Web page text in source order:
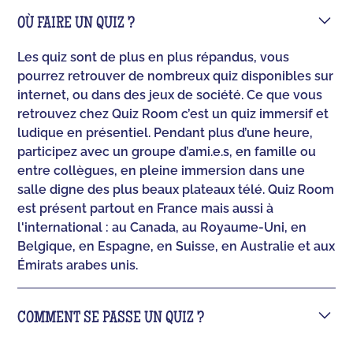
OÙ FAIRE UN QUIZ ?
Les quiz sont de plus en plus répandus, vous
pourrez retrouver de nombreux quiz disponibles sur
internet, ou dans des jeux de société. Ce que vous
retrouvez chez Quiz Room c’est un quiz immersif et
ludique en présentiel. Pendant plus d’une heure,
participez avec un groupe d’ami.e.s, en famille ou
entre collègues, en pleine immersion dans une
salle digne des plus beaux plateaux télé. Quiz Room
est présent partout en France mais aussi à
l'international : au Canada, au Royaume-Uni, en
Belgique, en Espagne, en Suisse, en Australie et aux
Émirats arabes unis.
COMMENT SE PASSE UN QUIZ ?